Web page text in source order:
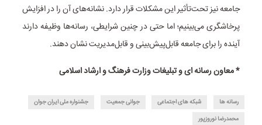
جامعه نیز تحت‌تأثیر این مشکلات قرار دارد. نشانه‌های آن را در افزایش
پرخاشگری می‌بینیم؛ اما حتی در چنین شرایطی، رسانه‌ها وظیفه دارند
آینده را برای جامعه قابل‌پیش‌بینی و قابل‌مدیریت نشان دهند.
* معاون رسانه ای و تبلیغات وزارت فرهنگ و ارشاد اسلامی
رسانه ها شبکه های اجتماعی جوانی جمعیت
جشنواره ملی ایران جوان
محمدرضا نوروزپور